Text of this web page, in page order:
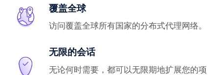
覆盖全球
访问覆盖全球所有国家的分布式代理网络。
无限的会话
无论何时需要，都可以无限期地扩展您的项